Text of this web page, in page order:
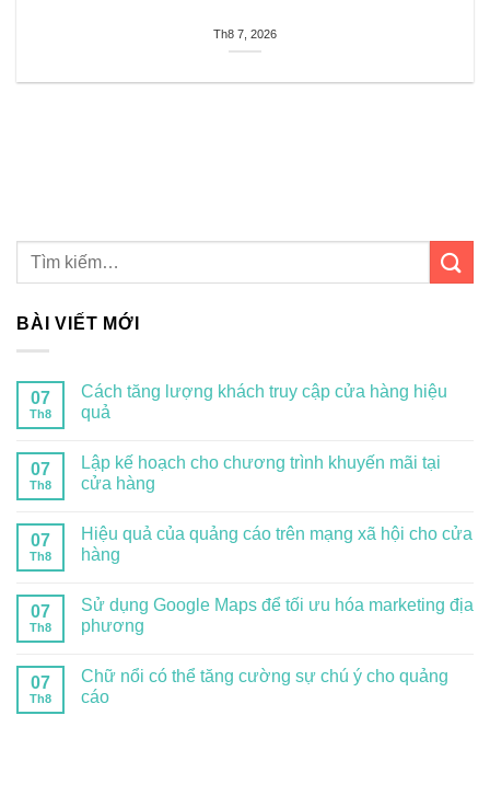
Th8 7, 2026
BÀI VIẾT MỚI
07
Th8
Cách tăng lượng khách truy cập cửa hàng hiệu
quả
07
Th8
Lập kế hoạch cho chương trình khuyến mãi tại
cửa hàng
07
Th8
Hiệu quả của quảng cáo trên mạng xã hội cho cửa
hàng
07
Th8
Sử dụng Google Maps để tối ưu hóa marketing địa
phương
07
Th8
Chữ nổi có thể tăng cường sự chú ý cho quảng
cáo